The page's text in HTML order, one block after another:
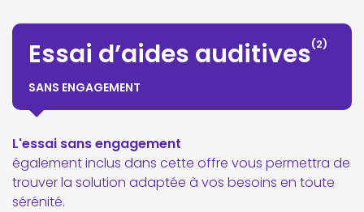
Essai d’aides auditives(2)
SANS ENGAGEMENT
L'essai sans engagement
également inclus dans cette offre vous permettra de
trouver la solution adaptée à vos besoins en toute
sérénité.